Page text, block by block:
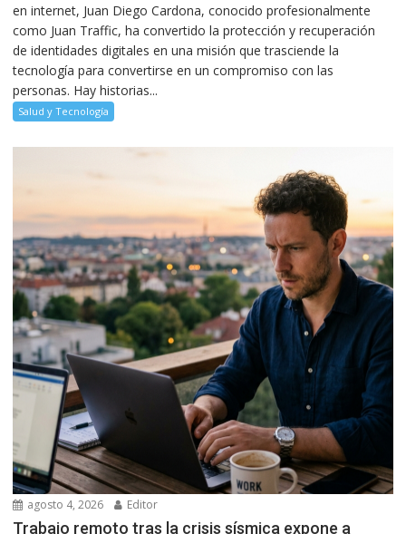
en internet, Juan Diego Cardona, conocido profesionalmente
como Juan Traffic, ha convertido la protección y recuperación
de identidades digitales en una misión que trasciende la
tecnología para convertirse en un compromiso con las
personas. Hay historias...
Salud y Tecnología
agosto 4, 2026 Editor
Trabajo remoto tras la crisis sísmica expone a